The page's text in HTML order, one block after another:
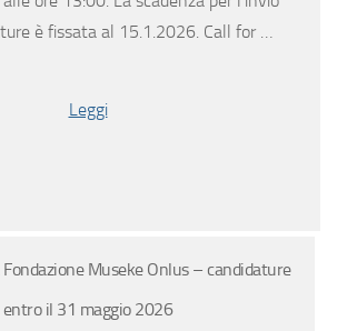
è fissata al 15.1.2026. Call for …
Leggi
Museke Onlus – candidature
entro il 31 maggio 2026